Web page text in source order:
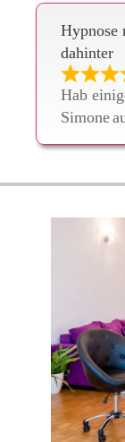
Hypnose
dahinter
Hab
Simone